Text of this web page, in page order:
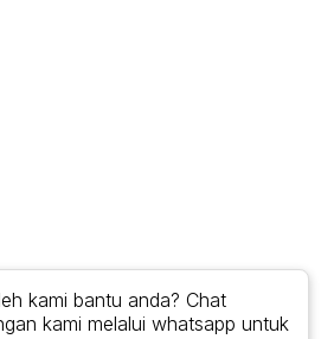
kami bantu anda? Chat
kami melalui whatsapp untuk